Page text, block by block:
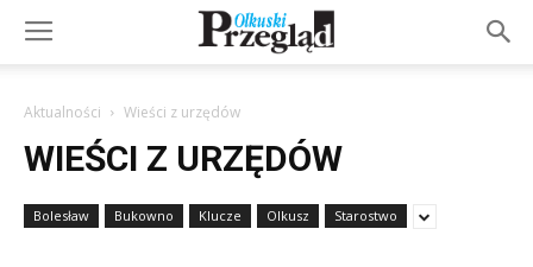
Aktualności Wieści z urzędów
WIEŚCI Z URZĘDÓW
Bolesław Bukowno Klucze Olkusz Starostwo